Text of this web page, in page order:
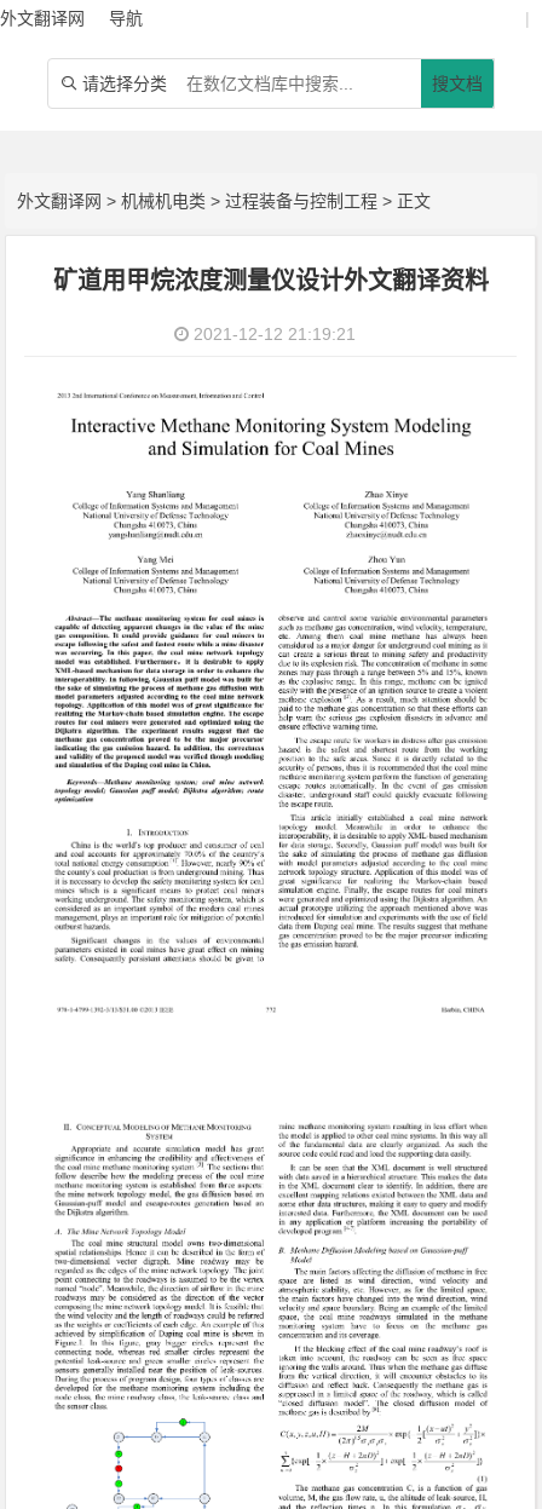
外文翻译网 导航 |
 请选择分类 搜文档
外文翻译网 >机械机电类 >过程装备与控制工程 > 正文
矿道用甲烷浓度测量仪设计外文翻译资料
2021-12-12 21:19:21